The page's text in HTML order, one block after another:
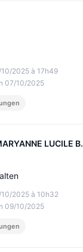
5
2025 à 17h49
07/10/2025
LUCILE B.
5
2025 à 10h32
09/10/2025